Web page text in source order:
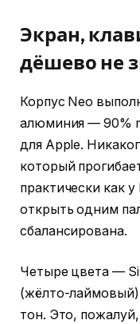
Экран,
дёшево не
Корпус Neo
алюминия — 90%
для Apple.
который
практически как
открыть одним
сбалансирована.
Четыре цвета —
(жёлто-лаймовый)
тон. Это,